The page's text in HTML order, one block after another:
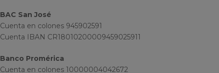
BAC San José
Cuenta en colones 945902591
Cuenta IBAN CR18010200009459025911
Banco Promérica
Cuenta en colones 10000004042672